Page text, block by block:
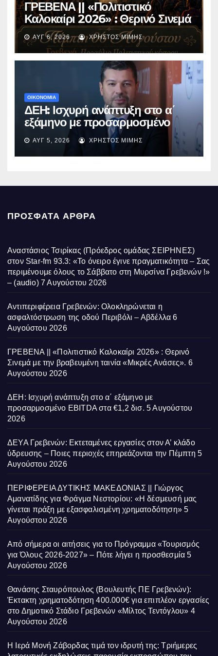
ΓΡΕΒΕΝΑ || «Πολιτιστικό
Καλοκαίρι 2026» : Θερινό Σινεμά
με την βραβευμένη ταινία
«Μικρές Ανάσες».
ΑΥΓ 6, 2026 ΧΡΉΣΤΟΣ ΜΊΜΗΣ
ΟΙΚΟΝΟΜΙΑ
ΔΕΗ: Ισχυρή ανάπτυξη στο α΄
εξάμηνο με προσαρμοσμένο
EBITDA στα €1,2 δισ.
ΑΥΓ 5, 2026 ΧΡΉΣΤΟΣ ΜΊΜΗΣ
ΠΡΌΣΦΑΤΑ ΆΡΘΡΑ
Αναστάσιος Τσιρίκας (Πρόεδρος ομάδας ΣΕΙΡΗΝΕΣ)
στον Star-fm 93.3: «Το όνειρο έγινε πραγματικότητα – Σας
περιμένουμε όλους το Σάββατο στη Μυρσίνα Γρεβενών !»
– (audio) 7 Αυγούστου 2026
Αντιπεριφέρεια Γρεβενών: Ολοκληρώνεται η
ασφαλτόστρωση της οδού Περιβόλι – Αβδέλλα 6
Αυγούστου 2026
ΓΡΕΒΕΝΑ || «Πολιτιστικό Καλοκαίρι 2026» : Θερινό
Σινεμά με την βραβευμένη ταινία «Μικρές Ανάσες». 6
Αυγούστου 2026
ΔΕΗ: Ισχυρή ανάπτυξη στο α΄ εξάμηνο με
προσαρμοσμένο EBITDA στα €1,2 δισ. 5 Αυγούστου
2026
ΔΕΥΑ Γρεβενών: Εκτεταμένες εργασίες στον Α’ κλάδο
ύδρευσης – Ποιες περιοχές επηρεάζονται την Πέμπτη 5
Αυγούστου 2026
ΠΕΡΙΦΕΡΕΙΑ ΔΥΤΙΚΗΣ ΜΑΚΕΔΟΝΙΑΣ || Γιώργος
Αμανατίδης για Φράγμα Νεστορίου: «Η δέσμευσή μας
γίνεται πράξη με εξασφαλισμένη χρηματοδότηση» 5
Αυγούστου 2026
Από σήμερα οι αιτήσεις για το Πρόγραμμα «Τουρισμός
για Όλους 2026-2027» – Πότε λήγει η προσθεσμία 5
Αυγούστου 2026
Θανάσης Σταυρόπουλος (Βουλευτής ΠΕ Γρεβενών):
Έκτακτη χρηματοδότηση 400.000€ για επιπλέον εργασίες
στο Δημοτικό Στάδιο Γρεβενών «Μίλτος Τεντόγλου» 4
Αυγούστου 2026
Η Ιερά Μονή Ζάβορδας τιμά τον ιδρυτή της: Τριήμερες